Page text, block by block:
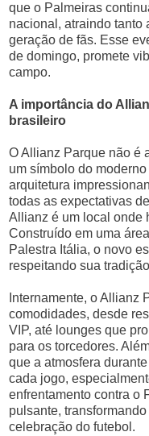
que o Palmeiras
nacional, atraindo tanto
geração de fãs. Esse
de domingo, promete
campo.
A importância do
brasileiro
O Allianz Parque não é
um símbolo do
arquitetura
todas as expectativas
Allianz é um local onde
Construído em uma
Palestra Itália, o novo
respeitando sua
Internamente, o Allianz
comodidades, desde
VIP, até lounges que
para os torcedores.
que a atmosfera
cada jogo,
enfrentamento contra o
pulsante,
celebração do futebol.